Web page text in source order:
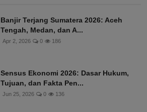
Banjir Terjang Sumatera 2026: Aceh
Tengah, Medan, dan A...
Apr 2, 2026 0 186
Sensus Ekonomi 2026: Dasar Hukum,
Tujuan, dan Fakta Pen...
Jun 25, 2026 0 136